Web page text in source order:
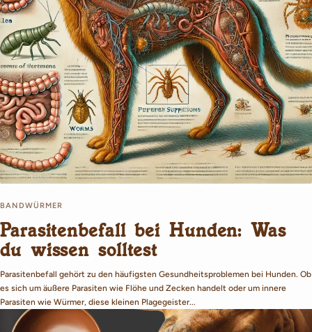
BANDWÜRMER
Parasitenbefall bei Hunden: Was
du wissen solltest
Parasitenbefall gehört zu den häufigsten Gesundheitsproblemen bei Hunden. Ob
es sich um äußere Parasiten wie Flöhe und Zecken handelt oder um innere
Parasiten wie Würmer, diese kleinen Plagegeister...